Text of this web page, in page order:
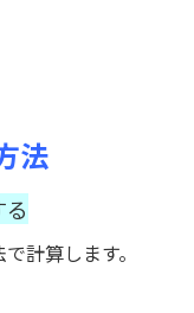
法
計算します。